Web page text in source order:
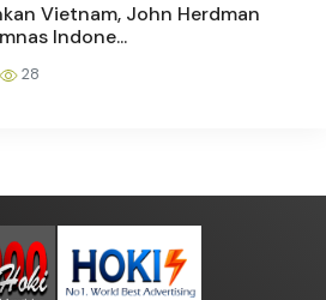
Vietnam, John Herdman
Indone...
28